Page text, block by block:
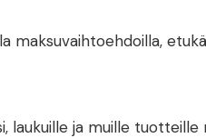
laukuille ja muille